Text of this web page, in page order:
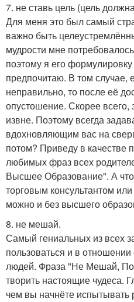
7. не ставь цель (цель
Для меня это был самый
важно быть
мудрости мне
поэтому я его
предпочитаю. В том случае,
неправильно, то после её
опустошение. Скорее всего,
извне. Поэтому всегда
вдохновляющим вас на
потом? Приведу в качестве
любимых фраз всех
Высшее Образование". А
торговым консультантом
можно и без высшего
8. не мешай.
Самый гениальных из всех
пользоваться и в
людей. Фраза "Не Мешай,
творить настоящие чудеса.
чем вы начнёте испытывать